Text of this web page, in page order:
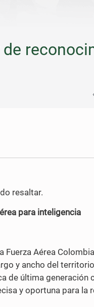
resaltar.
para inteligencia
Fuerza Aérea
y ancho del
de última
y oportuna para la